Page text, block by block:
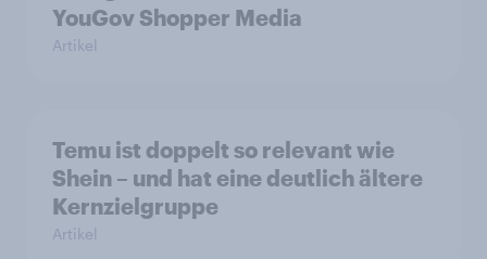
YouGov Shopper Media
Artikel
Temu ist doppelt so relevant wie
Shein – und hat eine deutlich ältere
Kernzielgruppe
Artikel